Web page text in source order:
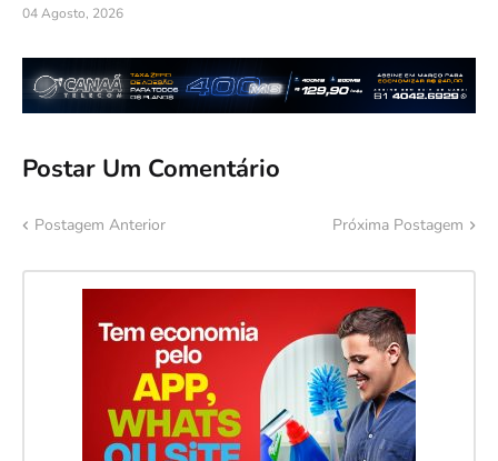
04 Agosto, 2026
Postar Um Comentário
Postagem Anterior Próxima Postagem